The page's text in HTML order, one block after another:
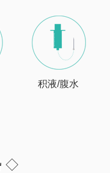
积液/腹水
◇